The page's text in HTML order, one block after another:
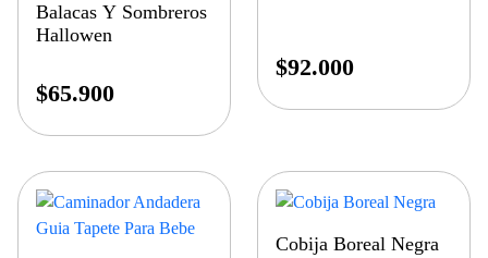
Balacas Y Sombreros
Hallowen
$65.900
$92.000
Cobija Boreal Negra